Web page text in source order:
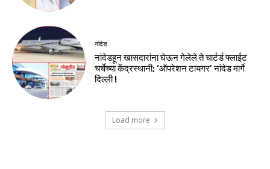
नांदेड
नांदेडहून खासदारांना घेऊन गेलेले ते चार्टर्ड फ्लाईट
चर्चेच्या केंद्रस्थानी; ‘ऑपरेशन टायगर’ नांदेड मार्गे
दिल्ली !
Load more